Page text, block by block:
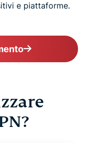
e piattaforme.